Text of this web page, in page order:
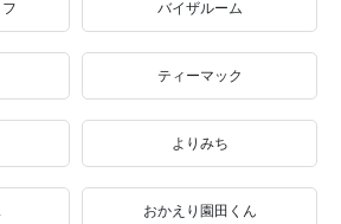
バイザルーム
ティーマック
よりみち
おかえり園田くん